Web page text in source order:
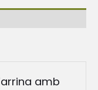
amb